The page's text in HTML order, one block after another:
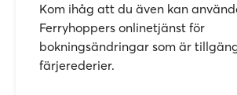
Kom ihåg att du även kan
Ferryhoppers onlinetjänst för
bokningsändringar som är
färjerederier.